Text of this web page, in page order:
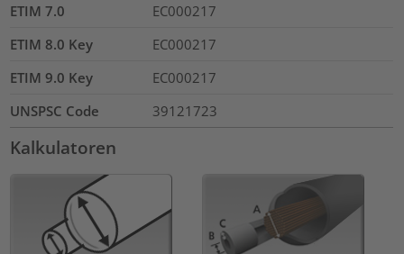
ETIM 7.0
EC000217
ETIM 8.0 Key
EC000217
ETIM 9.0 Key
EC000217
UNSPSC Code
39121723
Kalkulatoren